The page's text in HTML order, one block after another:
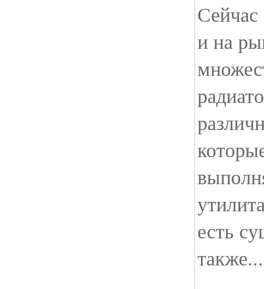
и на
есть
также...